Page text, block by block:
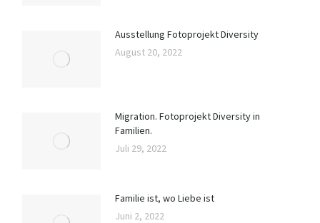
Ausstellung Fotoprojekt Diversity
August 20, 2022
Migration. Fotoprojekt Diversity in
Familien.
Juli 29, 2022
Familie ist, wo Liebe ist
Juni 2, 2022